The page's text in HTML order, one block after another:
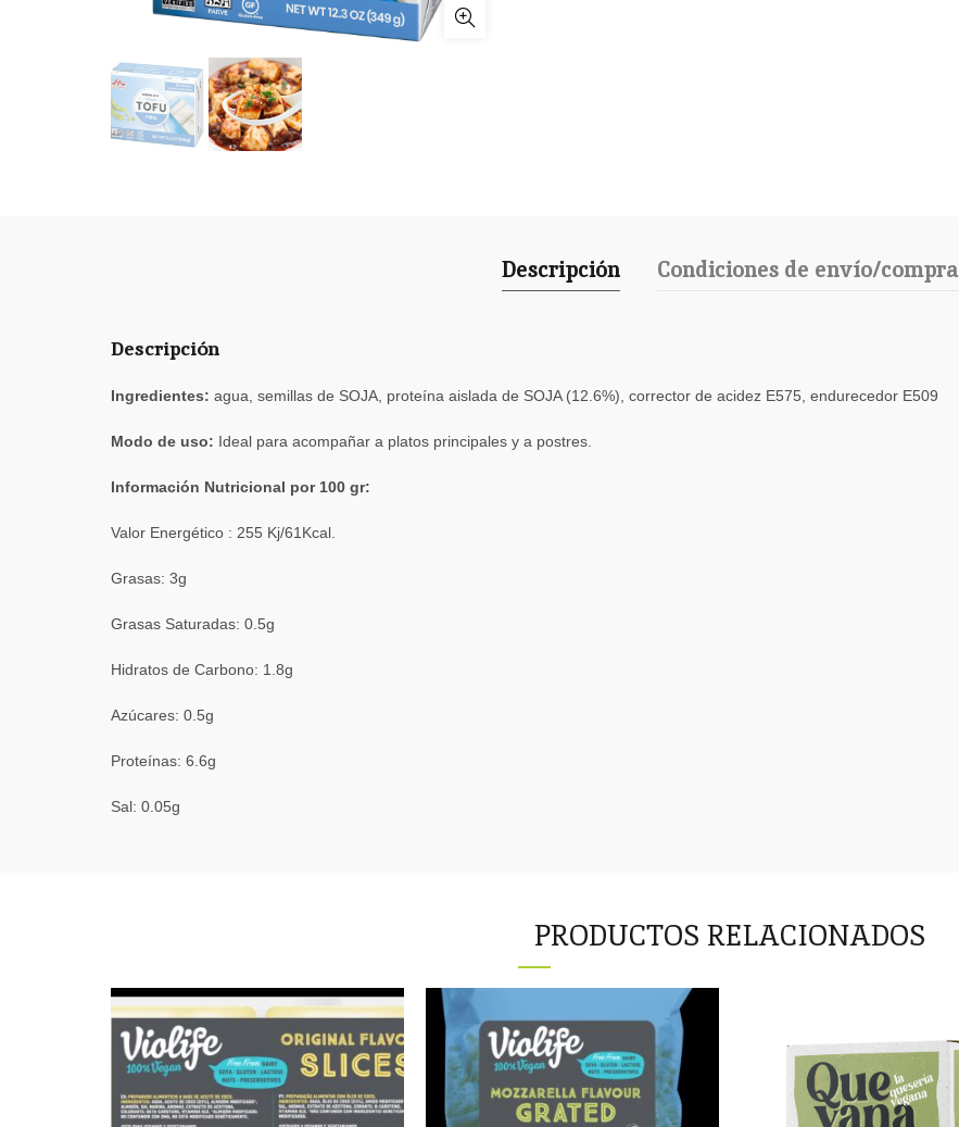
Descripción Condiciones de envío/compra
Descripción
Ingredientes: agua, semillas de SOJA, proteína aislada de SOJA (12.6%), corrector de acidez E575, endurecedor E509
Modo de uso: Ideal para acompañar a platos principales y a postres.
Información Nutricional por 100 gr:
Valor Energético : 255 Kj/61Kcal.
Grasas: 3g
Grasas Saturadas: 0.5g
Hidratos de Carbono: 1.8g
Azúcares: 0.5g
Proteínas: 6.6g
Sal: 0.05g
PRODUCTOS RELACIONADOS